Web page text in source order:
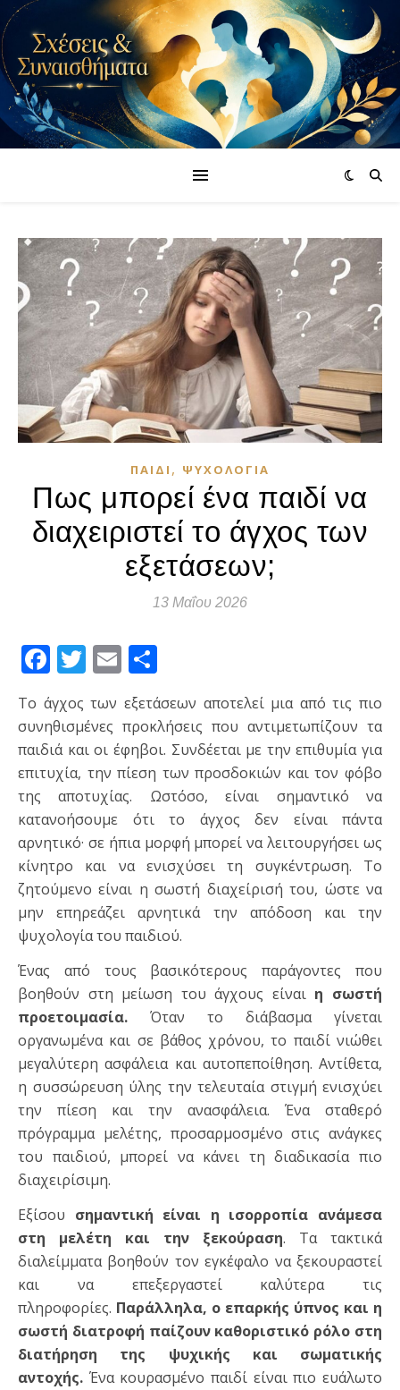
ΠΑΙΔΊ , ΨΥΧΟΛΟΓΊΑ
Πως μπορεί ένα παιδί να
διαχειριστεί το άγχος των
εξετάσεων;
13 Μαΐου 2026
Facebook
Twitter
Email
Το άγχος των εξετάσεων αποτελεί μια από τις πιο
συνηθισμένες προκλήσεις που αντιμετωπίζουν τα
παιδιά και οι έφηβοι. Συνδέεται με την επιθυμία για
επιτυχία, την πίεση των προσδοκιών και τον φόβο
της αποτυχίας. Ωστόσο, είναι σημαντικό να
κατανοήσουμε ότι το άγχος δεν είναι πάντα
αρνητικό· σε ήπια μορφή μπορεί να λειτουργήσει ως
κίνητρο και να ενισχύσει τη συγκέντρωση. Το
ζητούμενο είναι η σωστή διαχείρισή του, ώστε να
μην επηρεάζει αρνητικά την απόδοση και την
ψυχολογία του παιδιού.
Ένας από τους βασικότερους παράγοντες που
βοηθούν στη μείωση του άγχους είναι η σωστή
προετοιμασία. Όταν το διάβασμα γίνεται
οργανωμένα και σε βάθος χρόνου, το παιδί νιώθει
μεγαλύτερη ασφάλεια και αυτοπεποίθηση. Αντίθετα,
η συσσώρευση ύλης την τελευταία στιγμή ενισχύει
την πίεση και την ανασφάλεια. Ένα σταθερό
πρόγραμμα μελέτης, προσαρμοσμένο στις ανάγκες
του παιδιού, μπορεί να κάνει τη διαδικασία πιο
διαχειρίσιμη.
Εξίσου σημαντική είναι η ισορροπία ανάμεσα
στη μελέτη και την ξεκούραση. Τα τακτικά
διαλείμματα βοηθούν τον εγκέφαλο να ξεκουραστεί
και να επεξεργαστεί καλύτερα τις
πληροφορίες. Παράλληλα, ο επαρκής ύπνος και η
σωστή διατροφή παίζουν καθοριστικό ρόλο στη
διατήρηση της ψυχικής και σωματικής
αντοχής. Ένα κουρασμένο παιδί είναι πιο ευάλωτο